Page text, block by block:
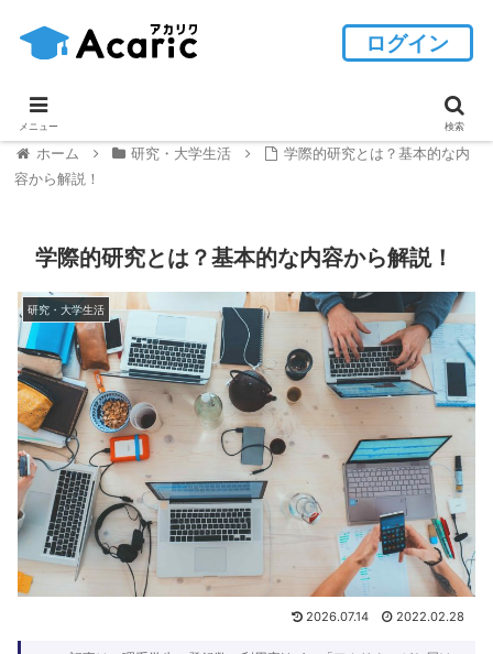
ホーム 研究・大学生活
学際的研究とは？基本的な内
容から解説！
学際的研究とは？基本的な内容から解説！
研究・大学生活
2026.07.14 2022.02.28
ログイン
メニュー 検索